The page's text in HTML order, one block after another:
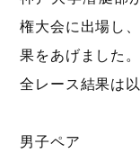
権大会に出場し
果をあげました。
全レース結果は
男子ペア B